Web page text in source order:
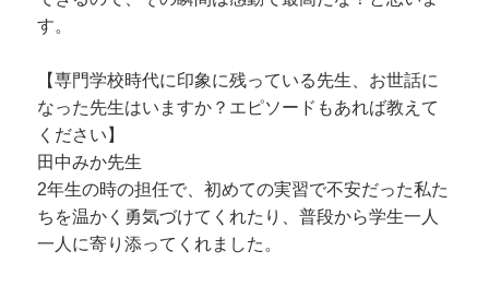
す。
【専門学校時代に印象に残っている先生、お世話に
なった先生はいますか？エピソードもあれば教えて
ください】
田中みか先生
2年生の時の担任で、初めての実習で不安だった私た
ちを温かく勇気づけてくれたり、普段から学生一人
一人に寄り添ってくれました。